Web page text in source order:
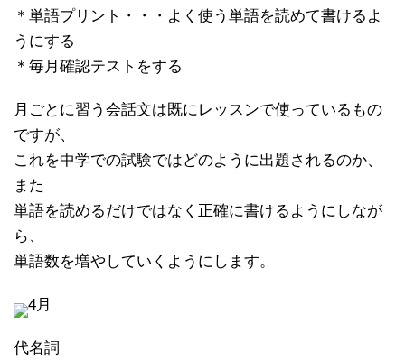
＊単語プリント・・・よく使う単語を読めて書けるよ
うにする
＊毎月確認テストをする
月ごとに習う会話文は既にレッスンで使っているもの
ですが、
これを中学での試験ではどのように出題されるのか、
また
単語を読めるだけではなく正確に書けるようにしなが
ら、
単語数を増やしていくようにします。
4月
代名詞